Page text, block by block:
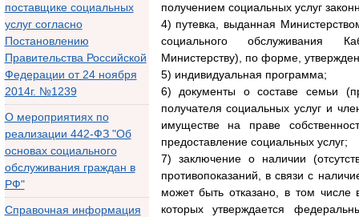
поставщике социальных
услуг согласно
Постановлению
Правительства Российской
Федерации от 24 ноября
2014г. №1239
О мероприятиях по
реализации 442-ФЗ "Об
основах социального
обслуживания граждан в
РФ"
Справочная информация
получением социальных услуг
4) путевка, выданная
социального обслуживания
Министерству), по форме,
5) индивидуальная программа;
6) документы о составе семьи
получателя социальных услуг и
имуществе на праве
предоставление социальных услуг;
7) заключение о наличии
противопоказаний, в связи с
может быть отказано, в том числе
которых утверждается